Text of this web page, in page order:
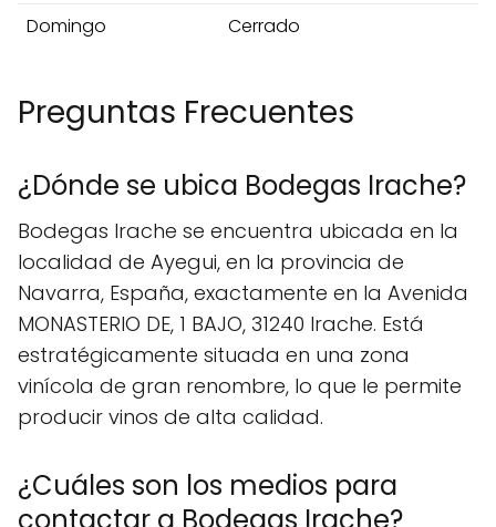
Domingo
Cerrado
Preguntas Frecuentes
¿Dónde se ubica Bodegas Irache?
Bodegas Irache se encuentra ubicada en la
localidad de Ayegui, en la provincia de
Navarra, España, exactamente en la Avenida
MONASTERIO DE, 1 BAJO, 31240 Irache. Está
estratégicamente situada en una zona
vinícola de gran renombre, lo que le permite
producir vinos de alta calidad.
¿Cuáles son los medios para
contactar a Bodegas Irache?